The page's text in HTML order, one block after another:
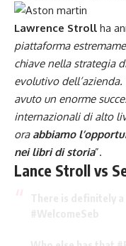
Lawrence Stroll ha
piattaforma
chiave nella strategia
evolutivo
avuto un enorme
internazionali di alto
oraabbiamo
nei libri di storia”.
Lance Stroll vs